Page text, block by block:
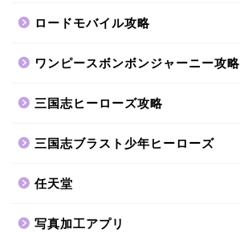
ロードモバイル攻略
ワンピースボンボンジャーニー攻略
三国志ヒーローズ攻略
三国志ブラスト少年ヒーローズ
任天堂
写真加工アプリ